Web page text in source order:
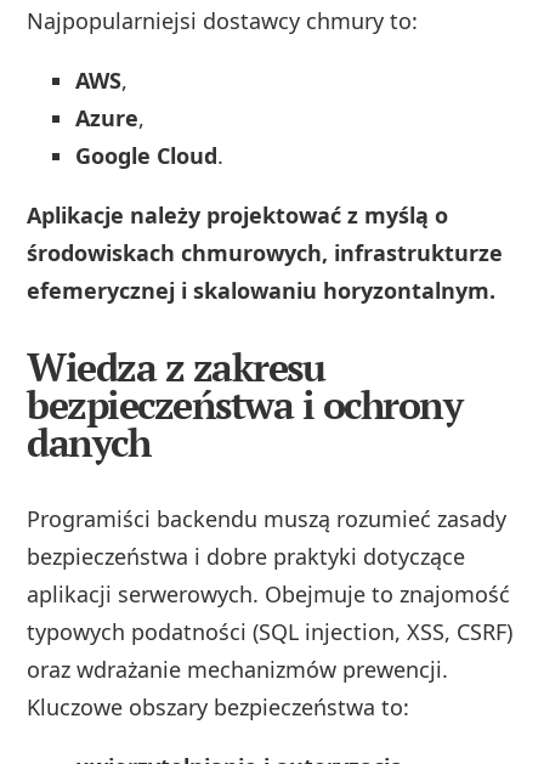
Najpopularniejsi dostawcy chmury to:
AWS,
Azure,
Google Cloud.
Aplikacje należy projektować z myślą o
środowiskach chmurowych, infrastrukturze
efemerycznej i skalowaniu horyzontalnym.
Wiedza z zakresu
bezpieczeństwa i ochrony
danych
Programiści backendu muszą rozumieć zasady
bezpieczeństwa i dobre praktyki dotyczące
aplikacji serwerowych. Obejmuje to znajomość
typowych podatności (SQL injection, XSS, CSRF)
oraz wdrażanie mechanizmów prewencji.
Kluczowe obszary bezpieczeństwa to: